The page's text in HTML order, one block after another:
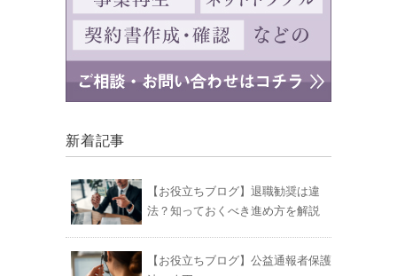
新着記事
【お役立ちブログ】退職勧奨は違
法？知っておくべき進め方を解説
【お役立ちブログ】公益通報者保護